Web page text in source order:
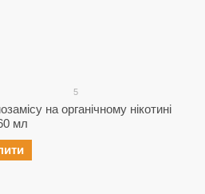
5
на органічному нікотині
мл